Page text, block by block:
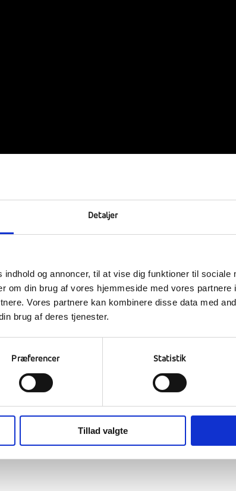
Detaljer
og annoncer, til at vise dig funktioner til sociale
om din brug af vores hjemmeside med vores partnere
Vores partnere kan kombinere disse data med
brug af deres tjenester.
Præferencer Statistik
Tillad valgte
musik
til årets store finale i Lin Sync Battle,” lød det i
begivenhed, som i år foregik digitalt, fordi det ikke var
var dog tilstede – selvfølgelig med behørig
en sang, som de sendte ind til konkurrencen. Det er
får frie tøjler), men herunder kan du se et udpluk af